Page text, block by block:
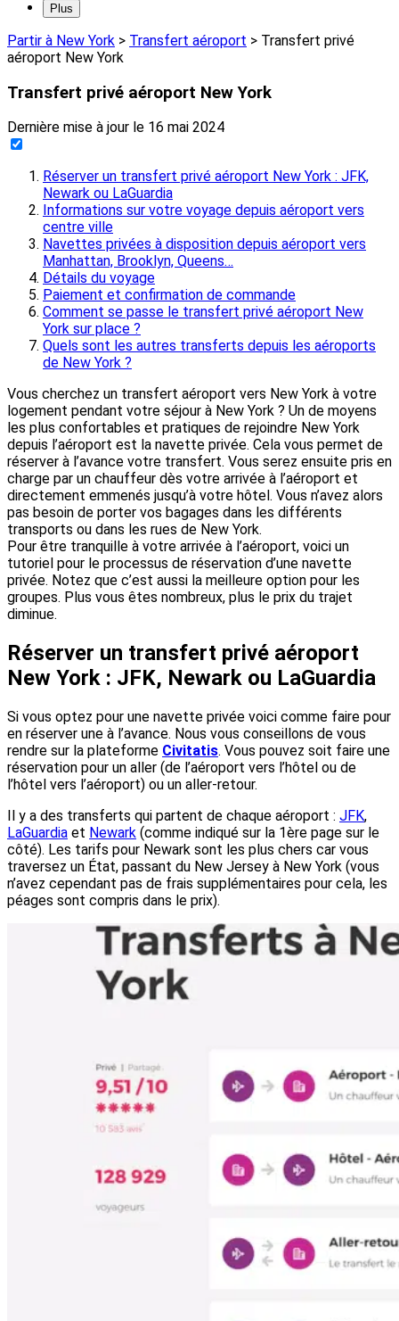
Plus
Partir à New York > Transfert aéroport > Transfert privé
aéroport New York
Transfert privé aéroport New York
Dernière mise à jour le 16 mai 2024
Réserver un transfert privé aéroport New York : JFK,
Newark ou LaGuardia
Informations sur votre voyage depuis aéroport vers
centre ville
Navettes privées à disposition depuis aéroport vers
Manhattan, Brooklyn, Queens…
Détails du voyage
Paiement et confirmation de commande
Comment se passe le transfert privé aéroport New
York sur place ?
Quels sont les autres transferts depuis les aéroports
de New York ?
Vous cherchez un transfert aéroport vers New York à votre
logement pendant votre séjour à New York ? Un de moyens
les plus confortables et pratiques de rejoindre New York
depuis l’aéroport est la navette privée. Cela vous permet de
réserver à l’avance votre transfert. Vous serez ensuite pris en
charge par un chauffeur dès votre arrivée à l’aéroport et
directement emmenés jusqu’à votre hôtel. Vous n’avez alors
pas besoin de porter vos bagages dans les différents
transports ou dans les rues de New York.
Pour être tranquille à votre arrivée à l’aéroport, voici un
tutoriel pour le processus de réservation d’une navette
privée. Notez que c’est aussi la meilleure option pour les
groupes. Plus vous êtes nombreux, plus le prix du trajet
diminue.
Réserver un transfert privé aéroport
New York : JFK, Newark ou LaGuardia
Si vous optez pour une navette privée voici comme faire pour
en réserver une à l’avance. Nous vous conseillons de vous
rendre sur la plateforme Civitatis. Vous pouvez soit faire une
réservation pour un aller (de l’aéroport vers l’hôtel ou de
l’hôtel vers l’aéroport) ou un aller-retour.
Il y a des transferts qui partent de chaque aéroport : JFK,
LaGuardia et Newark (comme indiqué sur la 1ère page sur le
côté). Les tarifs pour Newark sont les plus chers car vous
traversez un État, passant du New Jersey à New York (vous
n’avez cependant pas de frais supplémentaires pour cela, les
péages sont compris dans le prix).